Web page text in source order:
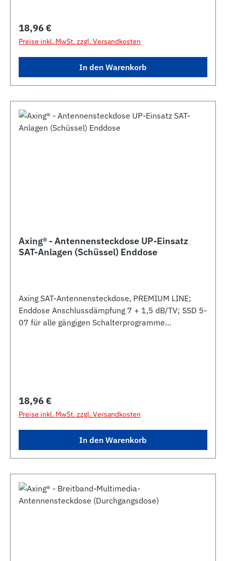
Regulärer Preis:
18,96 €
Preise inkl. MwSt. zzgl. Versandkosten
In den Warenkorb
Axing® - Antennensteckdose UP-Einsatz
SAT-Anlagen (Schüssel) Enddose
Axing SAT-Antennensteckdose, PREMIUM LINE;
Enddose Anschlussdämpfung 7 + 1,5 dB/TV; SSD 5-
07 für alle gängigen Schalterprogramme
Regulärer Preis:
18,96 €
Preise inkl. MwSt. zzgl. Versandkosten
In den Warenkorb